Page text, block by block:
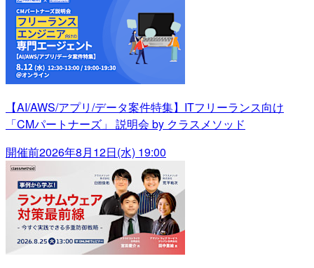
【AI/AWS/アプリ/データ案件特集】ITフリーランス向け
「CMパートナーズ」 説明会 by クラスメソッド
開催前2026年8月12日(水) 19:00